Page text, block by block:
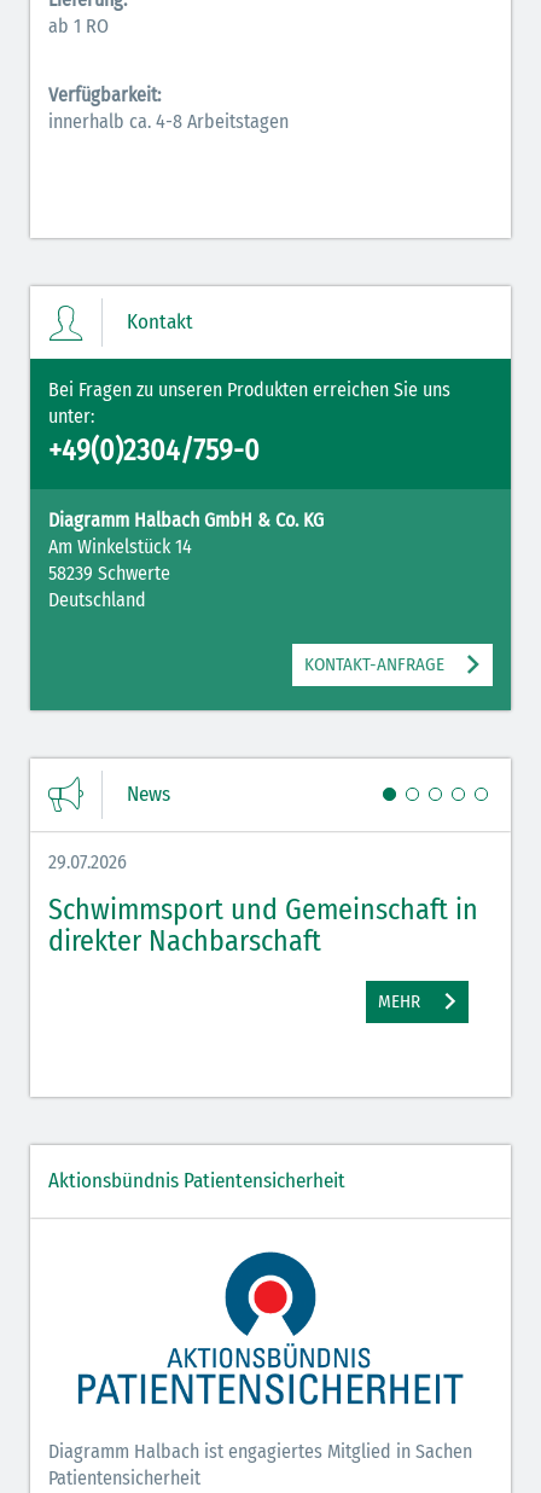
Hormone Insulin (braun-gelb)
ab 1 RO
Verfügbarkeit:
innerhalb ca. 4-8 Arbeitstagen
Kontakt
Bei Fragen zu unseren Produkten erreichen Sie uns
unter:
+49(0)2304/759-0
Diagramm Halbach GmbH & Co. KG
Am Winkelstück 14
58239 Schwerte
Deutschland
KONTAKT-ANFRAGE
News
29.07.2026
Schwimmsport und Gemeinschaft in
direkter Nachbarschaft
MEHR
Aktionsbündnis Patientensicherheit
Diagramm Halbach ist engagiertes Mitglied in Sachen
Patientensicherheit